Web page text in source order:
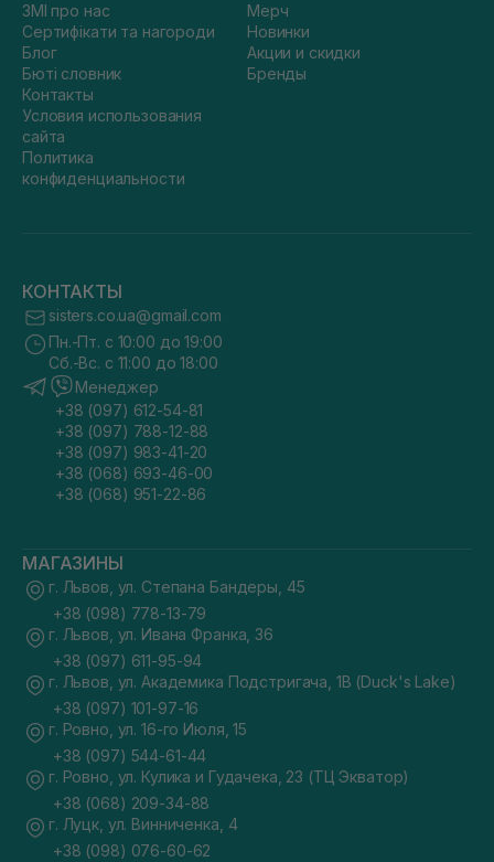
ЗМІ про нас
Сертифікати та нагороди
Блог
Бюті словник
Контакты
Условия использования
сайта
Политика
конфиденциальности
Мерч
Новинки
Акции и скидки
Бренды
КОНТАКТЫ
sisters.co.ua@gmail.com
Пн.-Пт. с 10:00 до 19:00
Сб.-Вс. с 11:00 до 18:00
Менеджер
+38 (097) 612-54-81
+38 (097) 788-12-88
+38 (097) 983-41-20
+38 (068) 693-46-00
+38 (068) 951-22-86
МАГАЗИНЫ
г. Львов, ул. Степана Бандеры, 45
+38 (098) 778-13-79
г. Львов, ул. Ивана Франка, 36
+38 (097) 611-95-94
г. Львов, ул. Академика Подстригача, 1В (Duck's Lake)
+38 (097) 101-97-16
г. Ровно, ул. 16-го Июля, 15
+38 (097) 544-61-44
г. Ровно, ул. Кулика и Гудачека, 23 (ТЦ Экватор)
+38 (068) 209-34-88
г. Луцк, ул. Винниченка, 4
+38 (098) 076-60-62